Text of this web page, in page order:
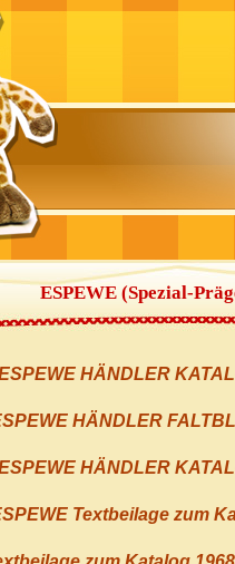
ESPEWE (Spezial-
HÄNDLER
HÄNDLER
HÄNDLER
Textbeilage zum